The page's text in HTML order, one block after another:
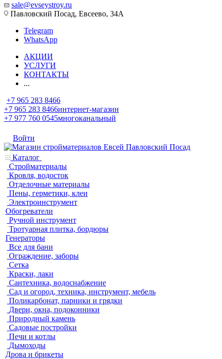
sale@evseystroy.ru
Павловский Посад, Евсеево, 34А
Telegram
WhatsApp
АКЦИИ
УСЛУГИ
КОНТАКТЫ
...
+7 965 283 8466
+7 965 283 8466интернет-магазин
+7 977 760 0545многоканальный
Войти
Каталог
Стройматериалы
Кровля, водосток
Отделочные материалы
Пены, герметики, клеи
Электроинструмент
Обогреватели
Ручной инструмент
Тротуарная плитка, бордюры
Генераторы
Все для бани
Ограждение, заборы
Сетка
Краски, лаки
Сантехника, водоснабжение
Сад и огород, техника, инструмент, мебель
Поликарбонат, парники и грядки
Двери, окна, подоконники
Природный камень
Садовые постройки
Печи и котлы
Дымоходы
Дрова и брикеты